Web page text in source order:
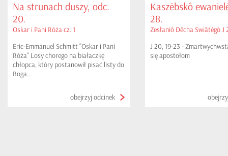
Na strunach duszy, odc.
20.
Oskar i Pani Róża cz. 1
Eric-Emmanuel Schmitt "Oskar i Pani
Róża" Losy chorego na białaczkę
chłopca, który postanowił pisać listy do
Boga...
obejrzyj odcinek
Kaszëbskô
28.
Zesłaniô Dëcha Swiãtégò J
J 20, 19-23 -
się apostołom